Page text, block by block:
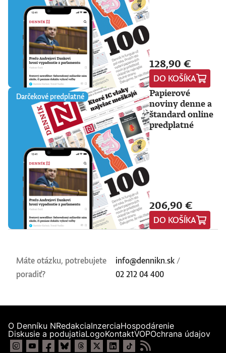
128,90 €
DO KOŠÍKA
Darčekové predplatné
Papierové
noviny denne a
štandard online
predplatné
206,90 €
DO KOŠÍKA
Máte otázku, potrebujete
poradiť?
info@dennikn.sk /
02 212 04 400
O Denníku NRedakciaInzerciaHospodárenie
Diskusie a podujatiaLogoKontaktVOPOchrana údajov